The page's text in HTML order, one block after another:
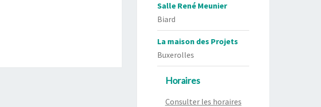
Salle René Meunier
Biard
La maison des Projets
Buxerolles
Horaires
Consulter les horaires